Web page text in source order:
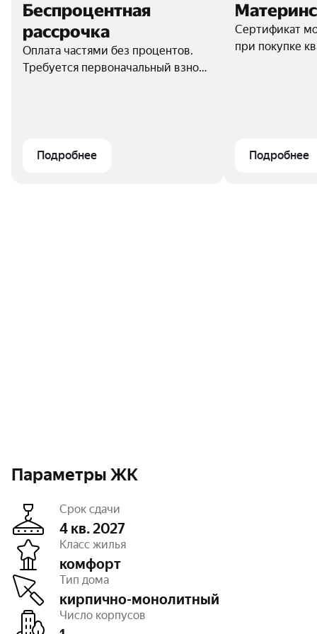
Беспроцентная
рассрочка
Оплата частями без процентов.
Требуется первоначальный взнос.
Подробнее
Сертификат
при покупке
Подробнее
Параметры ЖК
Срок сдачи
4 кв. 2027
Класс жилья
комфорт
Тип дома
кирпично-монолитный
Число корпусов
Этажность
Отделка
Высота потолков
2,72 — 3,02 м
Паркинг, машиноместа
подземный – 98,